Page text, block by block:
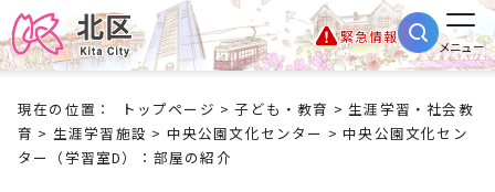
緊急情報
メニュー
現在の位置： トップページ >子ども・教育 > 生涯学習・社会教
育 > 生涯学習施設 > 中央公園文化センター > 中央公園文化セン
ター（学習室D）：部屋の紹介